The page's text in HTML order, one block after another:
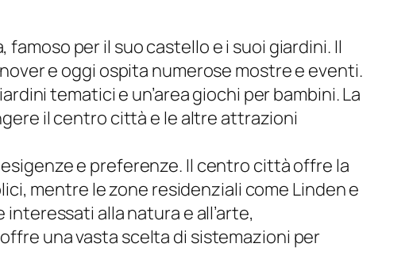
per il suo castello e i suoi giardini. Il
e oggi ospita numerose mostre e eventi.
tematici e un’area giochi per bambini. La
il centro città e le altre attrazioni
e preferenze. Il centro città offre la
mentre le zone residenziali come Linden e
alla natura e all’arte,
una vasta scelta di sistemazioni per